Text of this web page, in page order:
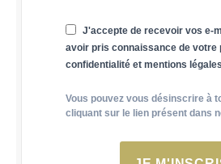
J'accepte de recevoir vos e-
avoir pris connaissance de votre
confidentialité et mentions
Vous pouvez vous désinscrire à
cliquant sur le lien présent dans